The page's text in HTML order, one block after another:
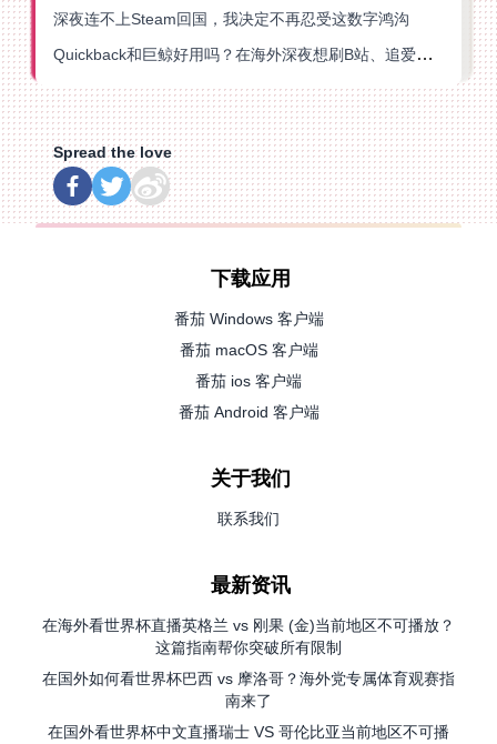
深夜连不上Steam回国，我决定不再忍受这数字鸿沟
Quickback和巨鲸好用吗？在海外深夜想刷B站、追爱奇艺的你，或许正需要这份答案
Spread the love
下载应用
番茄 Windows 客户端
番茄 macOS 客户端
番茄 ios 客户端
番茄 Android 客户端
关于我们
联系我们
最新资讯
在海外看世界杯直播英格兰 vs 刚果 (金)当前地区不可播放？
这篇指南帮你突破所有限制
在国外如何看世界杯巴西 vs 摩洛哥？海外党专属体育观赛指
南来了
在国外看世界杯中文直播瑞士 VS 哥伦比亚当前地区不可播